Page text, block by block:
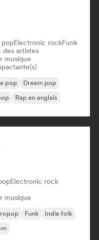
popElectronic rockFunk
des artistes
musique
pop
Dream pop
Rap en anglais
Electronic rock
musique
Funk
Indie folk